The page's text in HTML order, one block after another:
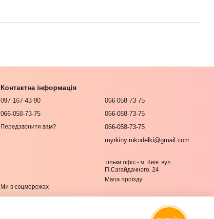
Контактна інформація
097-167-43-90
066-058-73-75
Передзвонити вам?
066-058-73-75
066-058-73-75
066-058-73-75
myrkiny.rukodelki@gmail.com
тільки офіс - м. Київ. вул.
П.Сагайдачного, 24
Мапа проїзду
Ми в соцмережах